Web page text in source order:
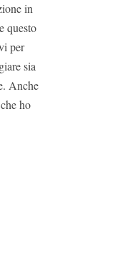
in
questo
per
sia
Anche
ho